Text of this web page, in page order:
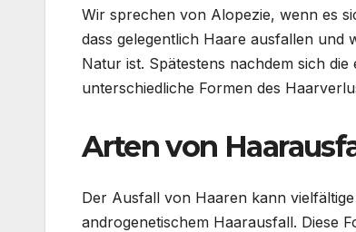
Wir sprechen von Alopezie, wenn es
dass gelegentlich Haare ausfallen
Natur ist. Spätestens nachdem sich
unterschiedliche Formen des
Arten von
Der Ausfall von Haaren kann
androgenetischem Haarausfall. Diese